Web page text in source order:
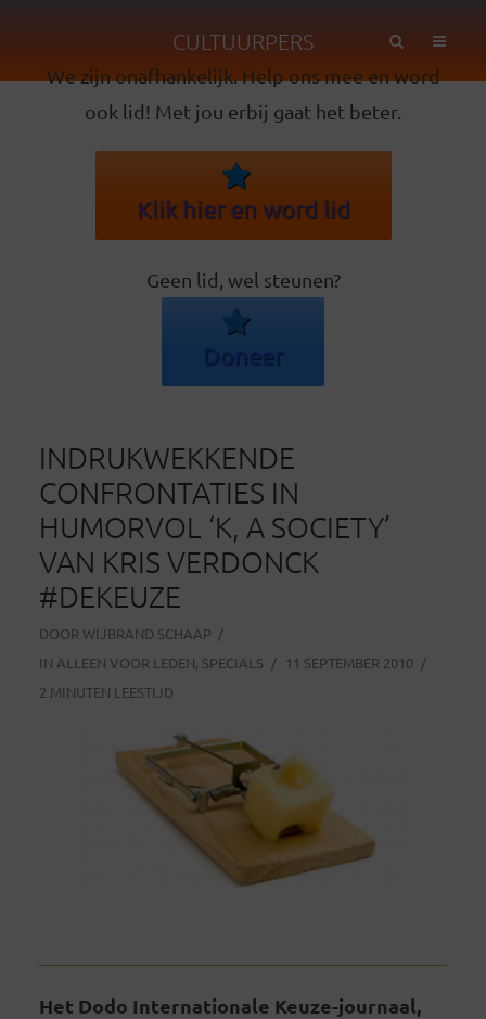
CULTUURPERS
We zijn onafhankelijk. Help ons mee en word
ook lid! Met jou erbij gaat het beter.
Klik hier en word lid
Geen lid, wel steunen?
Doneer
INDRUKWEKKENDE
CONFRONTATIES IN
HUMORVOL ‘K, A SOCIETY’
VAN KRIS VERDONCK
#DEKEUZE
DOOR WIJBRAND SCHAAP
IN ALLEEN VOOR LEDEN, SPECIALS
11 SEPTEMBER 2010
2 MINUTEN LEESTIJD
Het Dodo Internationale Keuze-journaal,